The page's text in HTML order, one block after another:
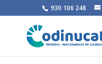
930 106 248